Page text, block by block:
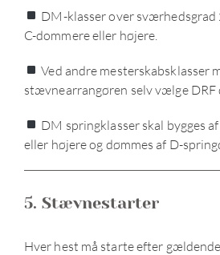
DM-klasser over sværhedsgrad
C-dommere eller højere.
Ved andre mesterskabsklasser
stævnearrangøren selv vælge DRF
DM springklasser skal bygges
eller højere og dømmes af D-
5. Stævnestarter
Hver hest må starte efter